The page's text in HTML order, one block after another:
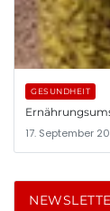
GESUNDHEIT
17. September